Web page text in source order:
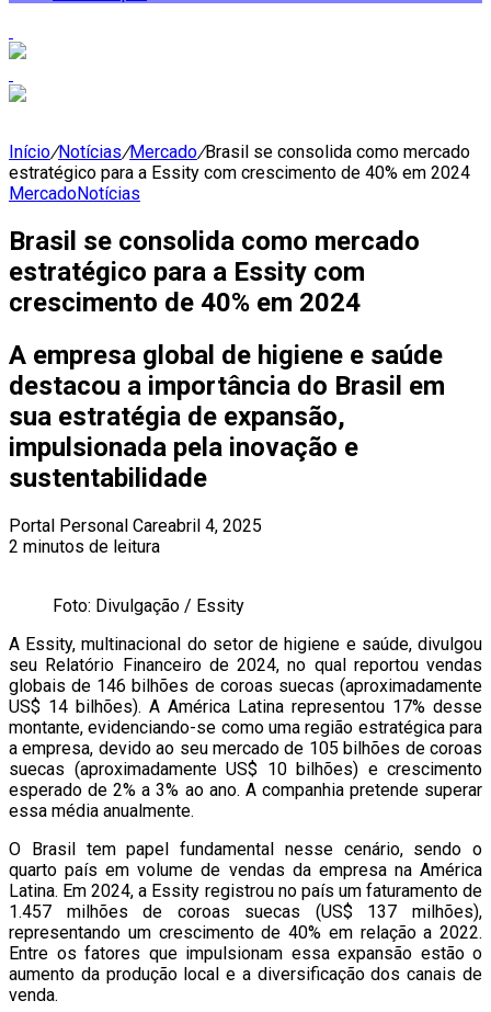
Início/Notícias/Mercado/Brasil se consolida como mercado
estratégico para a Essity com crescimento de 40% em 2024
MercadoNotícias
Brasil se consolida como mercado
estratégico para a Essity com
crescimento de 40% em 2024
A empresa global de higiene e saúde
destacou a importância do Brasil em
sua estratégia de expansão,
impulsionada pela inovação e
sustentabilidade
Portal Personal Careabril 4, 2025
2 minutos de leitura
Foto: Divulgação / Essity
A Essity, multinacional do setor de higiene e saúde, divulgou
seu Relatório Financeiro de 2024, no qual reportou vendas
globais de 146 bilhões de coroas suecas (aproximadamente
US$ 14 bilhões). A América Latina representou 17% desse
montante, evidenciando-se como uma região estratégica para
a empresa, devido ao seu mercado de 105 bilhões de coroas
suecas (aproximadamente US$ 10 bilhões) e crescimento
esperado de 2% a 3% ao ano. A companhia pretende superar
essa média anualmente.
O Brasil tem papel fundamental nesse cenário, sendo o
quarto país em volume de vendas da empresa na América
Latina. Em 2024, a Essity registrou no país um faturamento de
1.457 milhões de coroas suecas (US$ 137 milhões),
representando um crescimento de 40% em relação a 2022.
Entre os fatores que impulsionam essa expansão estão o
aumento da produção local e a diversificação dos canais de
venda.